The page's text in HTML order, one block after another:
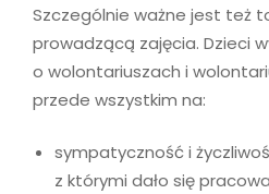
Szczególnie ważne jest też
prowadzącą zajęcia. Dzieci
o wolontariuszach i
przede wszystkim na:
sympatyczność i
z którymi dało się